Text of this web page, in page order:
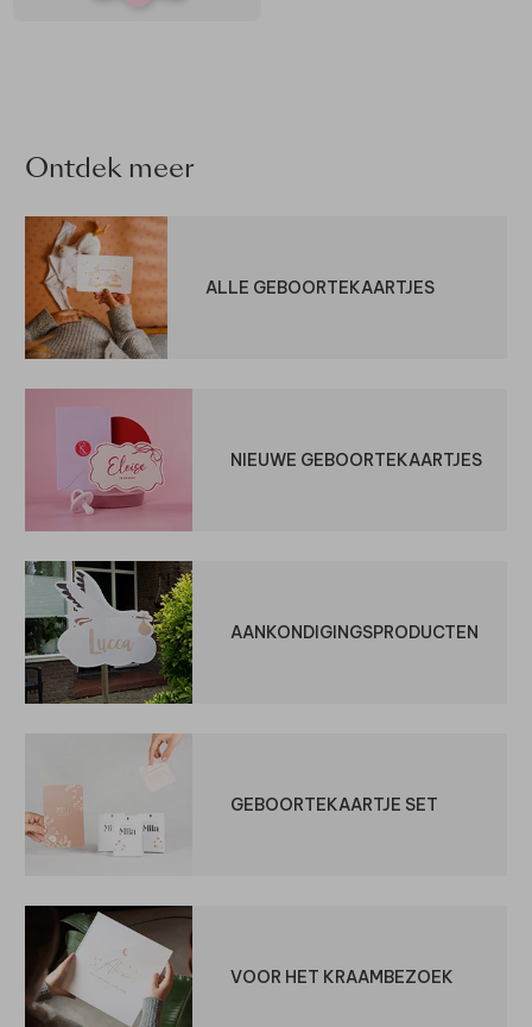
Ontdek meer
ALLE GEBOORTEKAARTJES
NIEUWE GEBOORTEKAARTJES
AANKONDIGINGSPRODUCTEN
GEBOORTEKAARTJE SET
VOOR HET KRAAMBEZOEK